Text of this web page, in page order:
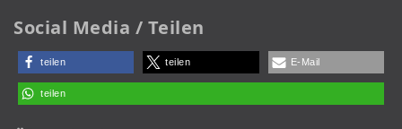
Social Media / Teilen
teilen teilen E-Mail
teilen